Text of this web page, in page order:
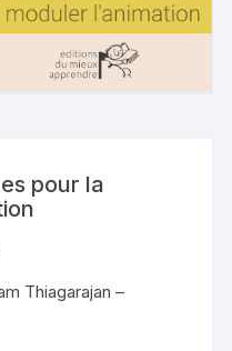
pour la
Thiagarajan –